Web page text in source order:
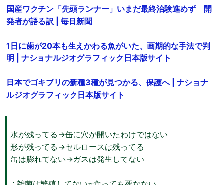
国産ワクチン「先頭ランナー」いまだ最終治験進めず 開
発者が語る訳 | 毎日新聞
1日に歯が20本も生えかわる魚がいた、画期的な手法で判
明 | ナショナルジオグラフィック日本版サイト
日本でゴキブリの新種3種が見つかる、保護へ | ナショナ
ルジオグラフィック日本版サイト
水が残ってる→缶に穴が開いたわけではない
形が残ってる→セルロースは残ってる
缶は膨れてない→ガスは発生してない